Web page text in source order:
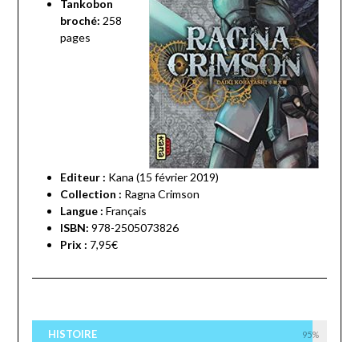
Tankobon
broché: 258
pages
Editeur : Kana (15 février 2019)
Collection : Ragna Crimson
Langue : Français
ISBN: 978-2505073826
Prix : 7,95€
HISTOIRE 95%